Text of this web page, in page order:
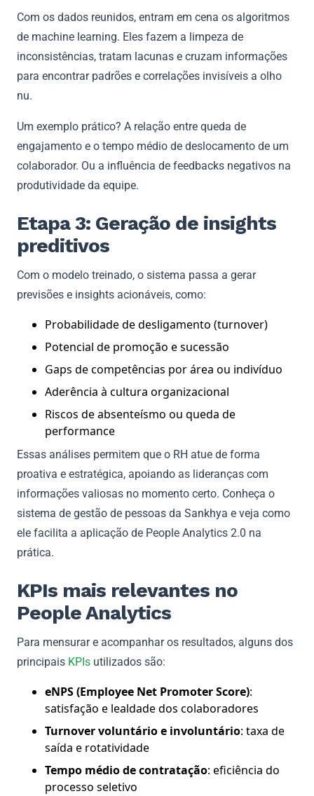
Com os dados reunidos, entram em cena os algoritmos
de machine learning. Eles fazem a limpeza de
inconsistências, tratam lacunas e cruzam informações
para encontrar padrões e correlações invisíveis a olho
nu.
Um exemplo prático? A relação entre queda de
engajamento e o tempo médio de deslocamento de um
colaborador. Ou a influência de feedbacks negativos na
produtividade da equipe.
Etapa 3: Geração de insights
preditivos
Com o modelo treinado, o sistema passa a gerar
previsões e insights acionáveis, como:
Probabilidade de desligamento (turnover)
Potencial de promoção e sucessão
Gaps de competências por área ou indivíduo
Aderência à cultura organizacional
Riscos de absenteísmo ou queda de
performance
Essas análises permitem que o RH atue de forma
proativa e estratégica, apoiando as lideranças com
informações valiosas no momento certo. Conheça o
sistema de gestão de pessoas da Sankhya e veja como
ele facilita a aplicação de People Analytics 2.0 na
prática.
KPIs mais relevantes no
People Analytics
Para mensurar e acompanhar os resultados, alguns dos
principais KPIs utilizados são:
eNPS (Employee Net Promoter Score):
satisfação e lealdade dos colaboradores
Turnover voluntário e involuntário: taxa de
saída e rotatividade
Tempo médio de contratação: eficiência do
processo seletivo